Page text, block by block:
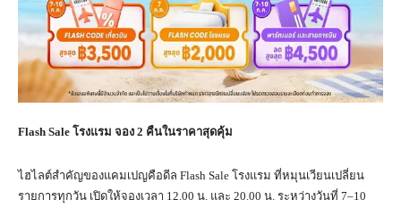
Flash Sale โรงแรม จอง 2 คืนในราคาสุดคุ้ม
ไฮไลต์สำคัญของแคมเปญคือดีล Flash Sale โรงแรม ที่หมุนเวียนเปลี่ยน
รายการทุกวัน เปิดให้จองเวลา 12.00 น. และ 20.00 น. ระหว่างวันที่ 7–10